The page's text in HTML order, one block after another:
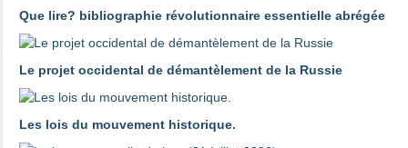
Que lire? bibliographie révolutionnaire essentielle abrégée
Le projet occidental de démantèlement de la Russie
Les lois du mouvement historique.